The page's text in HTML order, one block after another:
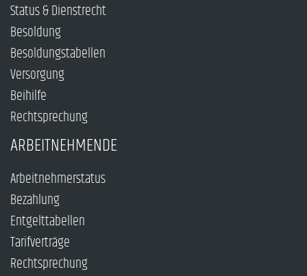
Status & Dienstrecht
Besoldung
Besoldungstabellen
Versorgung
Beihilfe
Rechtsprechung
ARBEITNEHMENDE
Arbeitnehmerstatus
Bezahlung
Entgelttabellen
Tarifverträge
Rechtsprechung